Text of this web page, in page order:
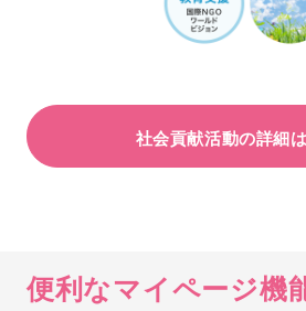
社会貢献活動の詳細
便利なマイページ機